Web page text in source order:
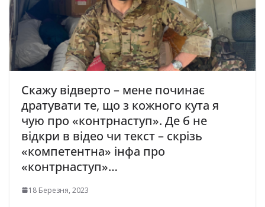
Cкажу відверто – мене починає
дратувати те, що з кожного кута я
чую про «контрнаступ». Де б не
відкри в відео чи текст – скрізь
«компетентна» інфа про
«контрнаступ»…
18 Березня, 2023